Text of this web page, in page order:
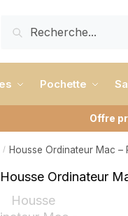
Pochette
Offre
/ Housse Ordinateur Mac –